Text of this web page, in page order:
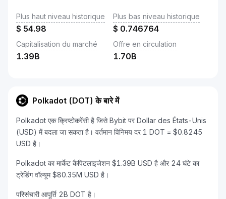
Plus haut niveau historique
$ 54.98
Plus bas niveau historique
$ 0.746764
Capitalisation du marché
1.39B
Offre en circulation
1.70B
Polkadot (DOT) के बारे में
Polkadot एक क्रिप्टोकरेंसी है जिसे Bybit पर Dollar des États-Unis
(USD) में बदला जा सकता है। वर्तमान विनिमय दर 1 DOT = $0.8245
USD है।
Polkadot का मार्केट कैपिटलाइजेशन $1.39B USD है और 24 घंटे का
ट्रेडिंग वॉल्यूम $80.35M USD है।
परिसंचारी आपूर्ति 2B DOT है।